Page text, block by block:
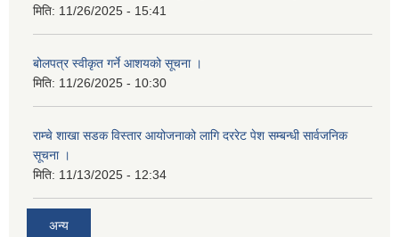
मिति: 11/26/2025 - 15:41
बोलपत्र स्वीकृत गर्ने आशयको सूचना ।
मिति: 11/26/2025 - 10:30
राम्चे शाखा सडक विस्तार आयोजनाको लागि दररेट पेश सम्बन्धी सार्वजनिक
सूचना ।
मिति: 11/13/2025 - 12:34
अन्य